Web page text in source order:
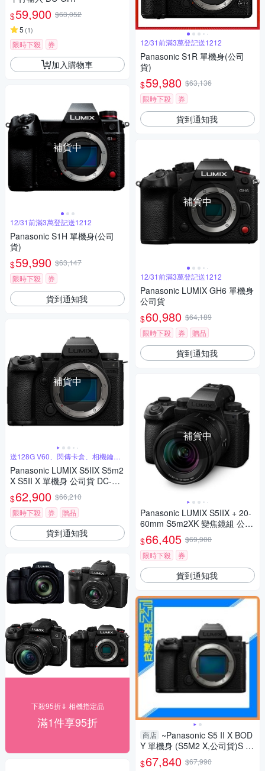
$59,900 $63,052
5 (1)
限時下殺 券
加入購物車
補貨中
12/31前滿3萬登記送1212
Panasonic S1H 單機身(公司
貨)
$59,990 $63,147
限時下殺
券
貨到通知我
補貨中
送128G V60、閃傳卡盒、相機鑰匙
圈
Panasonic LUMIX S5IIX S5m2
X S5II X 單機身 公司貨 DC-S5
M2X
$62,900 $66,210
限時下殺
券 贈品
貨到通知我
下殺95折⇓ 相機指定品
滿1件享95折
12/31前滿3萬登記送1212
Panasonic S1R 單機身(公司
貨)
$59,980 $63,136
限時下殺
券
貨到通知我
補貨中
12/31前滿3萬登記送1212
Panasonic LUMIX GH6 單機身
公司貨
$60,980 $64,189
限時下殺
券 贈品
貨到通知我
補貨中
Panasonic LUMIX S5IIX + 20-
60mm S5m2XK 變焦鏡組 公司
貨 DC-S5M2XK
$66,405 $69,900
限時下殺
券
貨到通知我
商店 ~Panasonic S5 II X BOD
Y 單機身 (S5M2 X,公司貨)S 5II
$67,840 $67,990